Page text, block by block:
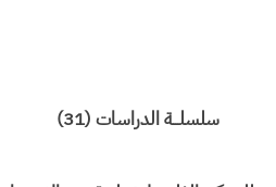
سلسلـــة الدراسات (31)